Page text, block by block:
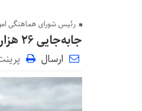
رئیس شورای هماهنگی
جابه‌جایی ۲۶ هزار و ۶۴۷ زائر گلستانی توسط ناوگان حمل و نقل عمومی در ایام اربعین
ارسال